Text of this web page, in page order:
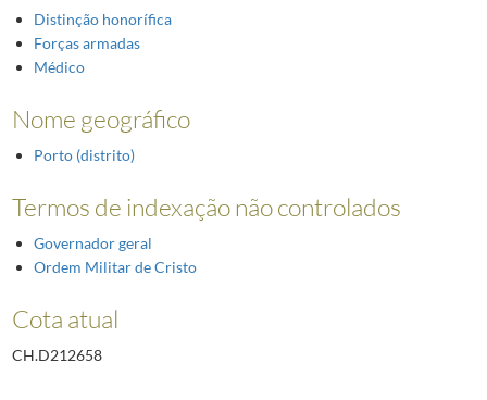
Distinção honorífica
Forças armadas
Médico
Nome geográfico
Porto (distrito)
Termos de indexação não controlados
Governador geral
Ordem Militar de Cristo
Cota atual
CH.D212658